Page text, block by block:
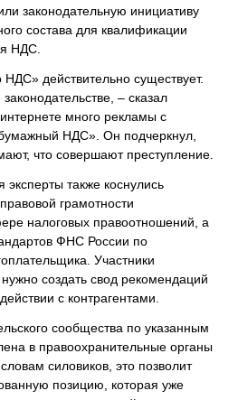
законодательную инициативу
состава для квалификации
НДС.
действительно существует.
– сказал
много рекламы с
НДС». Он подчеркнул,
что совершают преступление.
также коснулись
грамотности
налоговых правоотношений, а
ФНС России по
Участники
создать свод рекомендаций
с контрагентами.
сообщества по указанным
в правоохранительные органы
силовиков, это позволит
позицию, которая уже